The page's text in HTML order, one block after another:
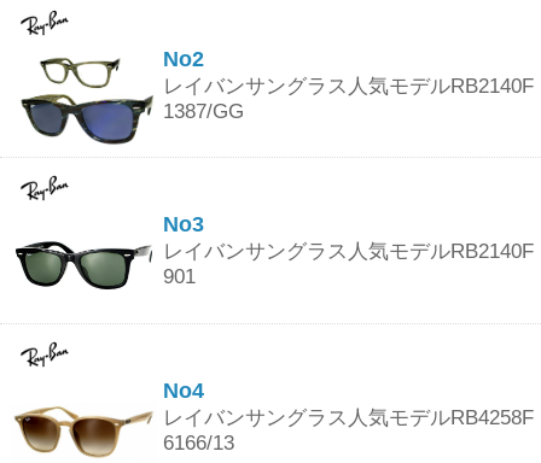
No2
レイバンサングラス人気モデルRB2140F
1387/GG
No3
レイバンサングラス人気モデルRB2140F
901
No4
レイバンサングラス人気モデルRB4258F
6166/13